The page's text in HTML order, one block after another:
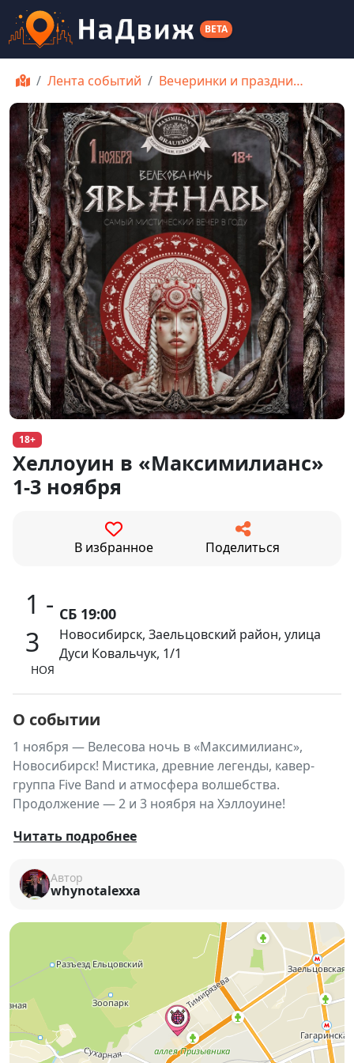
BETA
Лента событий Вечеринки и праздни…
18+
Хеллоуин в «Максимилианс»
1-3 ноября
В избранное Поделиться
1 -
3
НОЯ
СБ 19:00
Новосибирск, Заельцовский район, улица
Дуси Ковальчук, 1/1
О событии
1 ноября — Велесова ночь в «Максимилианс»,
Новосибирск! Мистика, древние легенды, кавер-
группа Five Band и атмосфера волшебства.
Продолжение — 2 и 3 ноября на Хэллоуине!
🕯 Велесова ночь: Явь и Навь в
«Максимилианс»
📅1 ноября, суббота
🕖 Сбор гостей с19:00
💸 После 19:00 — оплата за музыкальное
оформление350 ₽
🎉
Для именинников — скидка 15% на меню
кухни!
🌕 ВЕЛЕСОВА НОЧЬ — время, когда
Читать подробнее
Автор
whynotalexxa